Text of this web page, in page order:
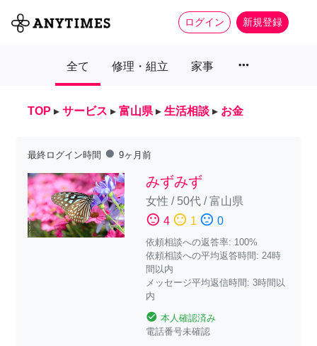
ログイン 新規登録
全て 修理・組立 家事 more_horiz
TOP ▸ サービス ▸ 富山県 ▸ 生活相談 ▸ お金
最終ログイン時間 fiber_manual_record 9ヶ月前
みずみず
女性 / 50代/富山県
sentiment_satisfied 4 sentiment_neutral 1 sentiment_dissatisfied 0
依頼相談への返答率: 100%
依頼相談への平均返答時間: 24時
間以内
メッセージ平均返信時間: 3時間以
内
check_circle 本人確認済み
電話番号未確認